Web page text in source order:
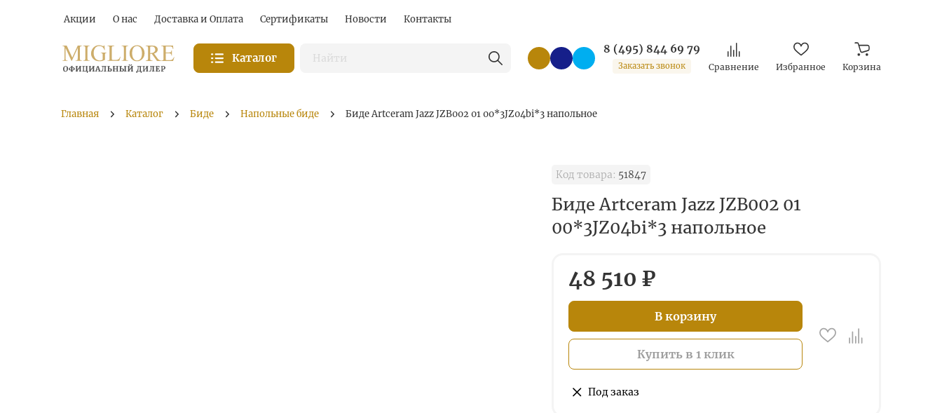
Акции О нас Доставка и Оплата Сертификаты Новости Контакты
Каталог
8 (495) 844 69 79
Заказать звонок Сравнение Избранное Корзина
Главная Каталог Биде Напольные биде Биде Artceram Jazz JZB002 01 00*3JZ04bi*3 напольное
Код товара: 51847
Биде Artceram Jazz JZB002 01
00*3JZ04bi*3 напольное
48 510 ₽
В корзину
Купить в 1 клик
Под заказ